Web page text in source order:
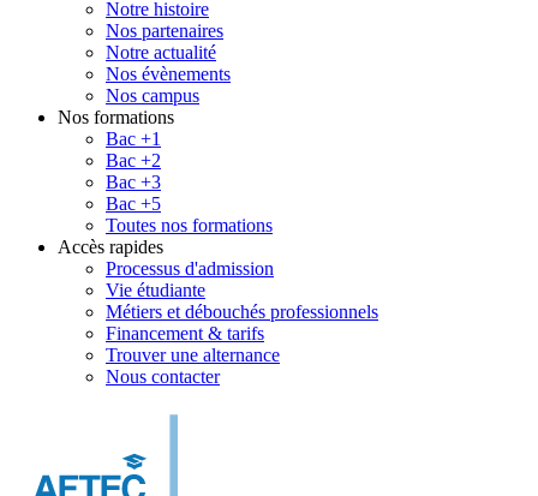
Notre histoire
Nos partenaires
Notre actualité
Nos évènements
Nos campus
Nos formations
Bac +1
Bac +2
Bac +3
Bac +5
Toutes nos formations
Accès rapides
Processus d'admission
Vie étudiante
Métiers et débouchés professionnels
Financement & tarifs
Trouver une alternance
Nous contacter